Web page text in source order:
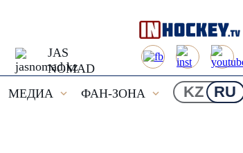
JAS
NOMAD
МЕДИА ФАН-ЗОНА KZ RU